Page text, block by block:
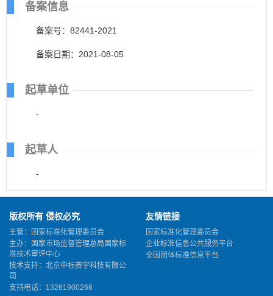
备案信息
备案号：82441-2021
备案日期：2021-08-05
起草单位
-
起草人
-
版权所有 侵权必究
主管：国家标准化管理委员会
主办：国家市场监督管理总局国家标
准技术审评中心
技术支持：北京中标赛宇科技有限公
司
支持电话：13261900266
友情链接
国家标准化管理委员会
企业标准信息公共服务平台
全国团体标准信息平台